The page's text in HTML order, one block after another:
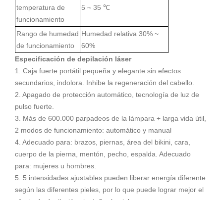
temperatura de
funcionamiento
5 ~ 35 ℃
Rango de humedad
de funcionamiento
Humedad relativa 30% ~
60%
Especificación de depilación láser
1. Caja fuerte portátil pequeña y elegante sin efectos
secundarios, indolora. Inhibe la regeneración del cabello.
2. Apagado de protección automático, tecnología de luz de
pulso fuerte.
3. Más de 600.000 parpadeos de la lámpara + larga vida útil,
2 modos de funcionamiento: automático y manual
4. Adecuado para: brazos, piernas, área del bikini, cara,
cuerpo de la pierna, mentón, pecho, espalda. Adecuado
para: mujeres u hombres.
5. 5 intensidades ajustables pueden liberar energía diferente
según las diferentes pieles, por lo que puede lograr mejor el